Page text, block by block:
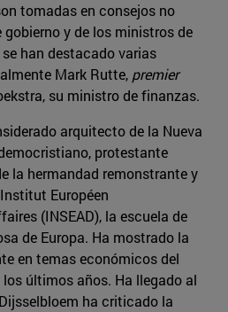
tomadas en consejos no
y de los ministros de
han destacado varias
Mark Rutte, premier
su ministro de finanzas.
arquitecto de la Nueva
protestante
la hermandad remonstrante y
Européen
(INSEAD), la escuela de
de Europa. Ha mostrado la
en temas económicos del
últimos años. Ha llegado al
ha criticado la